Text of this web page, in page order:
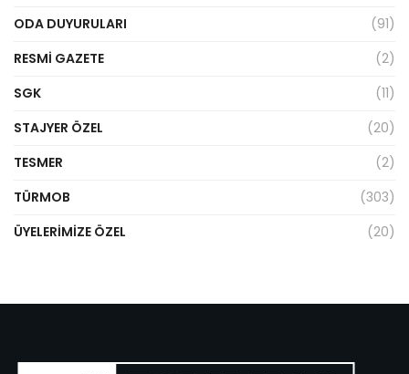
ODA DUYURULARI
(91)
RESMI GAZETE
(2)
SGK
(11)
STAJYER ÖZEL
(20)
TESMER
(2)
TÜRMOB
(303)
ÜYELERIMIZE ÖZEL
(20)